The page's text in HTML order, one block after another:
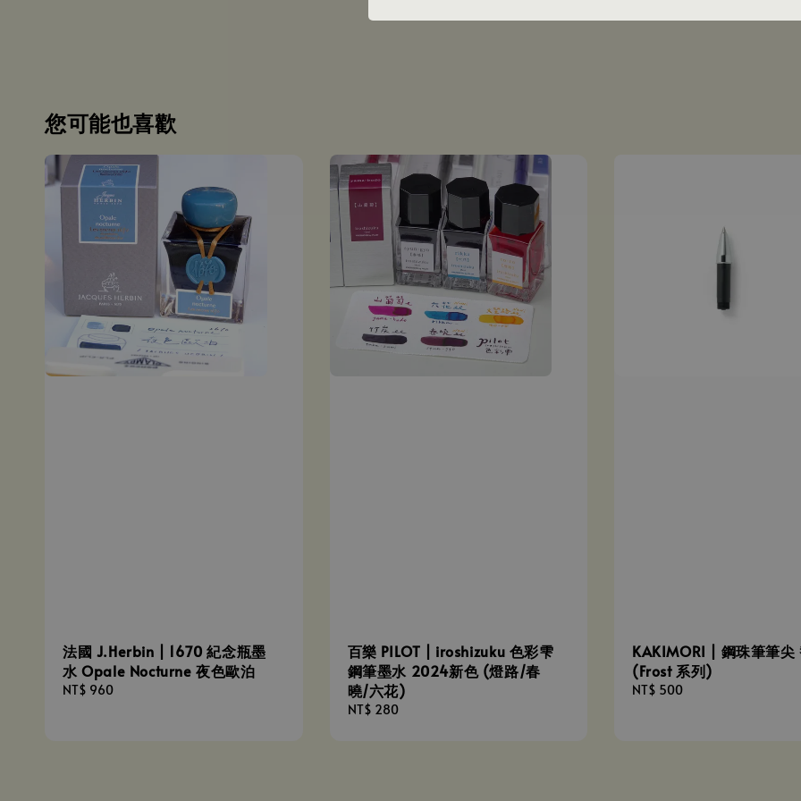
您可能也喜歡
法國 J.Herbin | 1670 紀念瓶墨
水 Opale Nocturne 夜色歐泊
Regular
NT$ 960
百樂 PILOT | iroshizuku 色彩雫
鋼筆墨水 2024新色 (燈路/春
曉/六花)
Regular
NT$ 280
KAKIMORI | 鋼珠筆筆尖
(Frost 系列)
Regular
NT$ 500